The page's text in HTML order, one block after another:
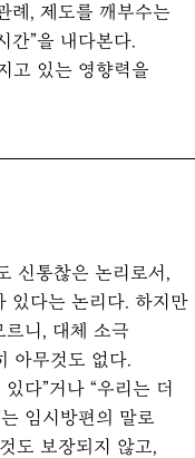
례, 제도를 깨부수는
간”을 내다본다.
고 있는 영향력을
신통찮은 논리로서,
있다는 논리다. 하지만
니, 대체 소극
아무것도 없다.
다”거나 “우리는 더
임시방편의 말로
도 보장되지 않고,